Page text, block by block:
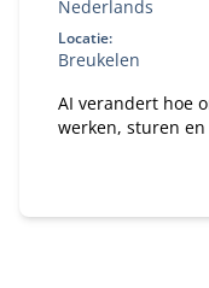
Nederlands
Locatie:
Breukelen
AI verandert hoe
werken, sturen en
toezichthouder.